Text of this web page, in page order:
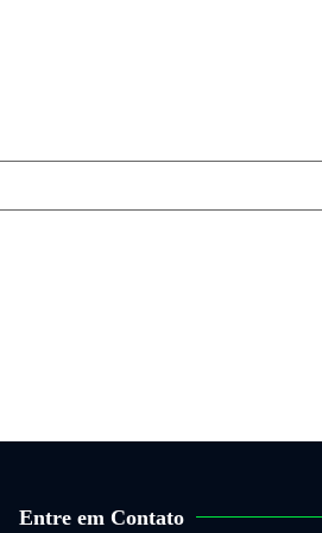
Entre em Contato